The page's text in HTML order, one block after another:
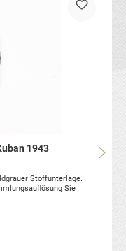
1943
Stoffunterlage.
Sie